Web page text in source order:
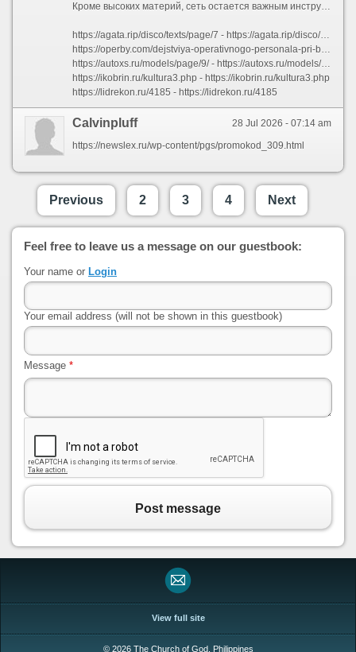
Кроме высоких материй, сеть остается важным инструментом для решения повседневных, бытовых и профессиональных задач. IT-специалисты активно обсуждают тонкости администрирования открытых операционных систем и вопросы информационной безопасности. Автовладельцы делятся практическим опытом ремонта и модернизации транспортных средств. Любители домашней кулинарии черпают вдохновение в подробных инструкциях по приготовлению разнообразных блюд мировой кухни. Кроме того, интернет бережно впитывает живое народное творчество, объединяя специфический юмор, профессиональный сленг и забавные жизненные истории, что делает цифровой мир ярким отражением нашей повседневной реальности.
https://agata.rip/disco/texts/page/7 - https://agata.rip/disco/texts/page/7
https://operby.com/dejstviya-operativnogo-personala-pri-blokirovke-elegazovogo-vyklyuchatelya.html - https://operby.com/dejstviya-operativnogo-personala-pri-blokirovke-elegazovogo-vyklyuchatelya.html
https://autoxs.ru/models/page/9/ - https://autoxs.ru/models/page/9/
https://ikobrin.ru/kultura3.php - https://ikobrin.ru/kultura3.php
https://lidrekon.ru/4185 - https://lidrekon.ru/4185
28 Jul 2026 - 07:14 am
Calvinpluff
https://newslex.ru/wp-content/pgs/promokod_309.html
Previous 2 3 4 Next
Feel free to leave us a message on our guestbook:
Your name or Login
Your email address (will not be shown in this guestbook)
Message *
Post message
View full site
© 2026 The Church of God, Philippines